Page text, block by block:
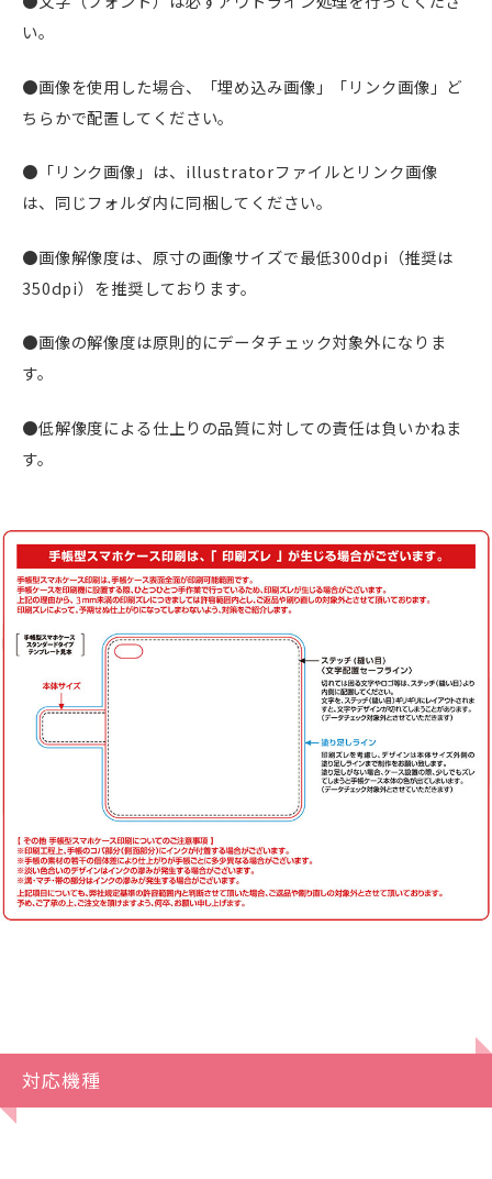
い。
●画像を使用した場合、「埋め込み画像」「リンク画像」ど
ちらかで配置してください。
●「リンク画像」は、illustratorファイルとリンク画像
は、同じフォルダ内に同梱してください。
●画像解像度は、原寸の画像サイズで最低300dpi（推奨は
350dpi）を推奨しております。
●画像の解像度は原則的にデータチェック対象外になりま
す。
●低解像度による仕上りの品質に対しての責任は負いかねま
す。
対応機種